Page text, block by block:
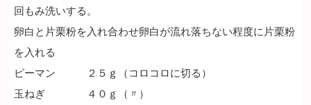
回もみ洗いする。
卵白と片栗粉を入れ合わせ卵白が流れ落ちない程度に片栗粉
を入れる
ピーマン ２５ｇ（コロコロに切る）
玉ねぎ ４０ｇ（〃）